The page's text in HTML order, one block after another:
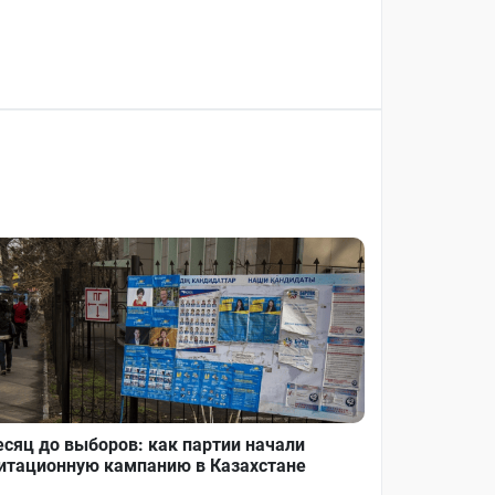
до выборов: как партии начали
кампанию в Казахстане